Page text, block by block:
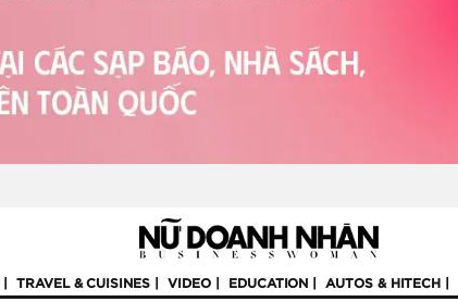
TRAVEL & CUISINES VIDEO EDUCATION AUTOS & HITECH